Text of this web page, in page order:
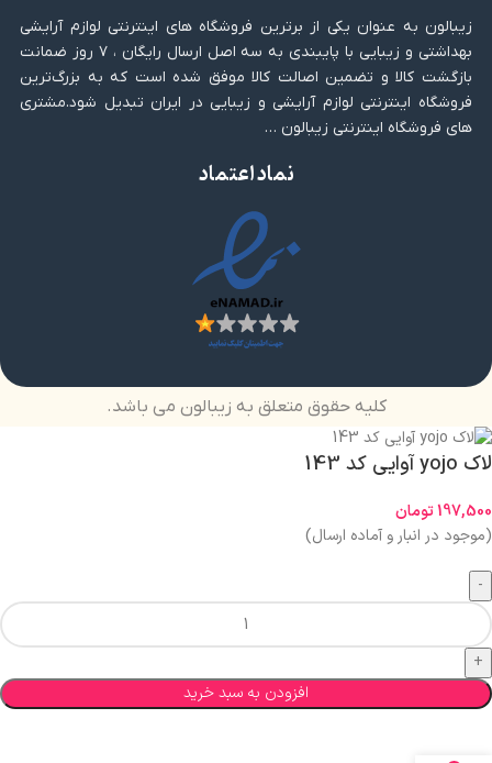
زیبالون به عنوان یکی از برترین فروشگاه های اینترنتی لوازم آرایشی
بهداشتی و زیبایی با پایبندی به سه اصل ارسال رایگان ، ۷ روز ضمانت
بازگشت کالا و تضمین اصالت کالا موفق شده است که به بزرگ‌ترین
فروشگاه اینترنتی لوازم آرایشی و زیبایی در ایران تبدیل شود.مشتری
های فروشگاه اینترنتی زیبالون …
نماد اعتماد
کلیه حقوق متعلق به زیبالون می باشد.
لاک yojo آوایی کد 143
197,500تومان
(موجود در انبار و آماده ارسال)
افزودن به سبد خرید